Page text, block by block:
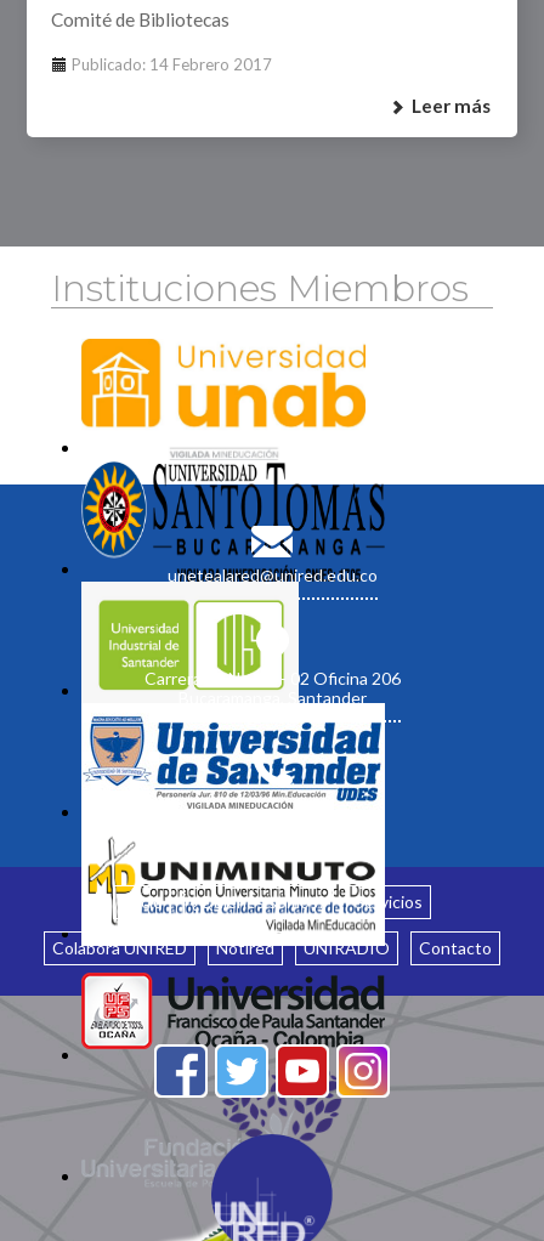
Comité de Bibliotecas
Publicado: 14 Febrero 2017
Leer más
Instituciones Miembros
unetealared@unired.edu.co
Carrera 19 No. 35 - 02 Oficina 206
Bucaramanga, Santander
Inicio ¿Quiénes somos? Servicios
Colabora UNIRED Notired UNIRADIO Contacto